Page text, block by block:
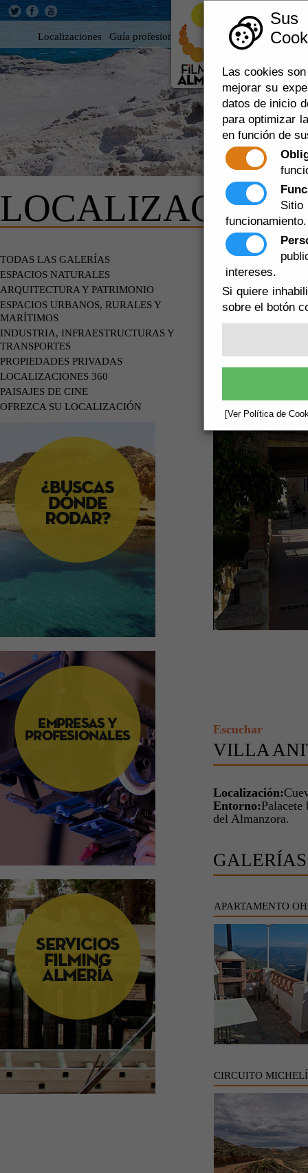
Las cookies
mejorar su
datos de inicio
para optimizar
en función de
funcionamiento.
intereses.
Si quiere
sobre el botón
[Ver Política de
Localizaciones Guía profesional Rodar en Almería 360
TODAS LAS GALERÍAS
ESPACIOS NATURALES
ARQUITECTURA Y PATRIMONIO
ESPACIOS URBANOS, RURALES Y
MARÍTIMOS
INDUSTRIA, INFRAESTRUCTURAS Y
TRANSPORTES
PROPIEDADES PRIVADAS
LOCALIZACIONES 360
PAISAJES DE CINE
OFREZCA SU LOCALIZACIÓN
DE
Escuchar
VILLA
Localización:
Entorno:
del Almanzora.
APARTAMENTO
CIRCUITO